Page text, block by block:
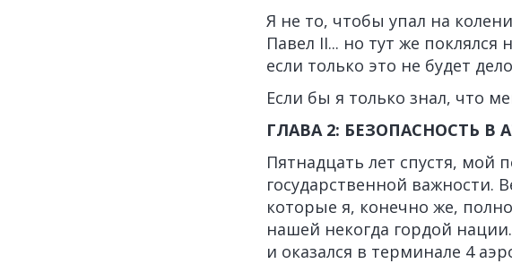
Я не то, чтобы упал на
Павел II... но тут же
если только это не будет
Если бы я только знал, что
ГЛАВА 2: БЕЗОПАСНОСТЬ В
Пятнадцать лет спустя, мой
государственной важности.
которые я, конечно же,
нашей некогда гордой
и оказался в терминале 4